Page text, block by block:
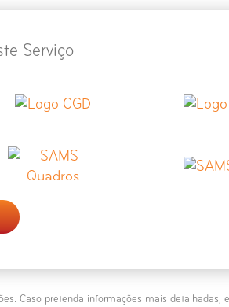
Serviço
Caso pretenda informações mais detalhadas,